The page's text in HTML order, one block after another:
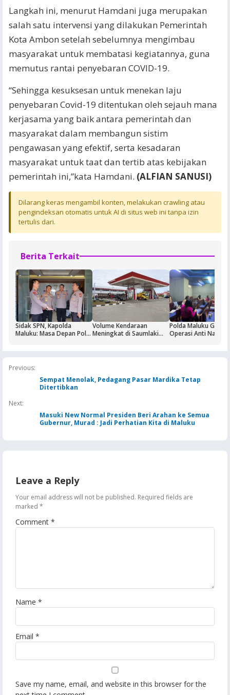
Langkah ini, menurut Hamdani juga merupakan
salah satu intervensi yang dilakukan Pemerintah
Kota Ambon setelah sebelumnya mengimbau
masyarakat untuk membatasi kegiatannya, guna
memutus rantai penyebaran COVID-19.
“Sehingga kesuksesan untuk menekan laju
penyebaran Covid-19 ditentukan oleh sejauh mana
kerjasama yang baik antara pemerintah dan
masyarakat dalam membangun sistim
pengawasan yang efektif, serta kesadaran
masyarakat untuk taat dan tertib atas kebijakan
pemerintah ini,”kata Hamdani. (ALFIAN SANUSI)
Dilarang keras mengambil konten, melakukan crawling atau
pengindeksan otomatis untuk AI di situs web ini tanpa izin
tertulis dari.
Berita Terkait
Sidak SPN, Kapolda
Maluku: Masa Depan Polri
Volume Kendaraan
Meningkat di Saumlaki
Polda Maluku Gelar
Operasi Anti
Previous:
Sempat Menolak, Pedagang Pasar Mardika Tetap
Ditertibkan
Next:
Masuki New Normal Presiden Beri Arahan ke Semua
Gubernur, Murad : Jadi Perhatian Kita di Maluku
Leave a Reply
Your email address will not be published. Required fields are
marked *
Comment *
Name *
Email *
Save my name, email, and website in this browser for the